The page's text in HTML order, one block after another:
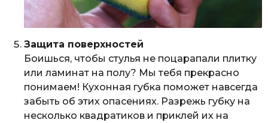
Защита поверхностей
Боишься, чтобы стулья не поцарапали плитку
или ламинат на полу? Мы тебя прекрасно
понимаем! Кухонная губка поможет навсегда
забыть об этих опасениях. Разрежь губку на
несколько квадратиков и приклей их на